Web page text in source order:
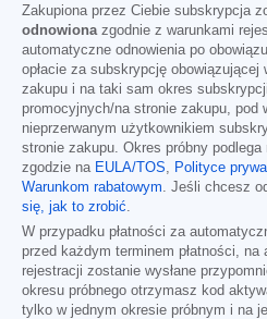
Zakupiona przez Ciebie subskrypcja
odnowiona zgodnie z warunkami
automatyczne odnowienia po
opłacie za subskrypcję obowiązującej
zakupu i na taki sam okres
promocyjnych/na stronie zakupu, pod
nieprzerwanym użytkownikiem
stronie zakupu. Okres próbny
zgodzie na EULA/TOS Polityce
Warunkom rabatowym . Jeśli chcesz
się, jak to zrobić
W przypadku płatności za
przed każdym terminem płatności,
rejestracji zostanie wysłane
okresu próbnego otrzymasz kod
tylko w jednym okresie próbnym i na